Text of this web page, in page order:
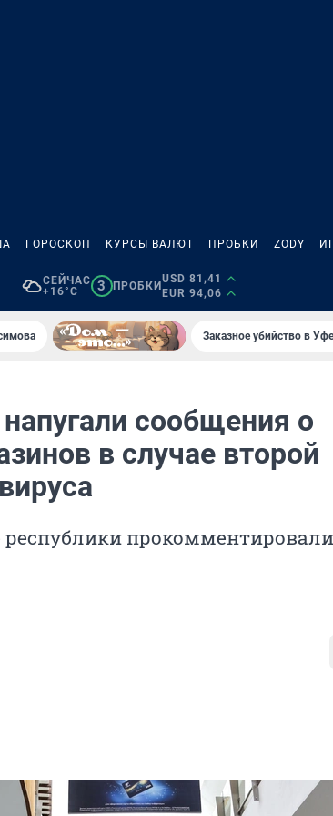
ГОРОСКОП КУРСЫ ВАЛЮТ ПРОБКИ ZODY
СЕЙЧАС
+16°C
3 ПРОБКИ
USD 81,41
EUR 94,06
Заказное убийство в
сообщения о
в случае второй
республики прокомментировали